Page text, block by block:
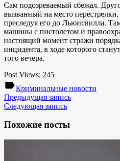
Сам подозреваемый сбежал.
вызванный на место
преследуя его до Льюисвилла.
машины с пистолетом и
настоящий момент стражи
инцидента, в ходе которого
того вечера.
Post Views: 245
labelКриминальные новости
Предыдущая запись
Следующая запись
Похожие посты